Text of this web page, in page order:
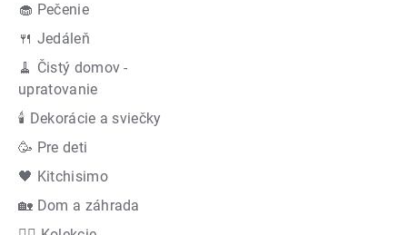
🧁 Pečenie
🍴 Jedáleň
🧹 Čistý domov -
upratovanie
🕯 Dekorácie a sviečky
🥳 Pre deti
🖤 Kitchisimo
🏡 Dom a záhrada